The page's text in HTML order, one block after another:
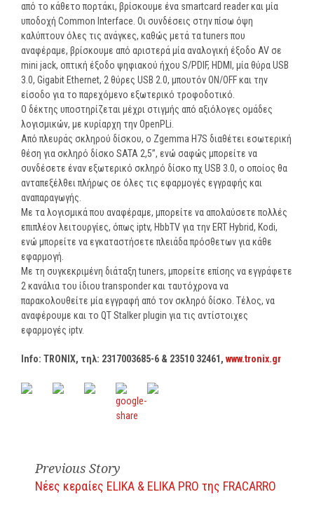
από το κάθετο πορτάκι, βρίσκουμε ένα smartcard reader και μία
υποδοχή Common Interface. Οι συνδέσεις στην πίσω όψη
καλύπτουν όλες τις ανάγκες, καθώς μετά τα tuners που
αναφέραμε, βρίσκουμε από αριστερά μία αναλογική έξοδο AV σε
mini jack, οπτική έξοδο ψηφιακού ήχου S/PDIF, HDMI, μία θύρα USB
3.0, Gigabit Ethernet, 2 θύρες USB 2.0, μπουτόν ON/OFF και την
είσοδο για το παρεχόμενο εξωτερικό τροφοδοτικό.
Ο δέκτης υποστηρίζεται μέχρι στιγμής από αξιόλογες ομάδες
λογισμικών, με κυρίαρχη την OpenPLi.
Από πλευράς σκληρού δίσκου, ο Zgemma H7S διαθέτει εσωτερική
θέση για σκληρό δίσκο SATA 2,5’’, ενώ σαφώς μπορείτε να
συνδέσετε έναν εξωτερικό σκληρό δίσκο πχ USB 3.0, ο οποίος θα
ανταπεξέλθει πλήρως σε όλες τις εφαρμογές εγγραφής και
αναπαραγωγής.
Με τα λογισμικά που αναφέραμε, μπορείτε να απολαύσετε πολλές
επιπλέον λειτουργίες, όπως iptv, HbbTV για την ERT Hybrid, Kodi,
ενώ μπορείτε να εγκαταστήσετε πλειάδα πρόσθετων για κάθε
εφαρμογή.
Με τη συγκεκριμένη διάταξη tuners, μπορείτε επίσης να εγγράφετε
2 κανάλια του ίδιου transponder και ταυτόχρονα να
παρακολουθείτε μία εγγραφή από τον σκληρό δίσκο. Τέλος, να
αναφέρουμε και το QT Stalker plugin για τις αντίστοιχες
εφαρμογές iptv.
Info: TRONIX, τηλ: 2317003685-6 & 23510 32461, www.tronix.gr
Previous Story
Νέες κεραίες ELIKA & ELIKA PRO της FRACARRO